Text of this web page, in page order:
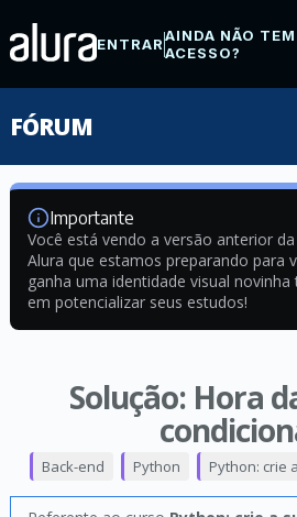
ENTRARAINDA NÃO TEM
ACESSO?
FÓRUM
Importante
Você está vendo a versão anterior
Alura que estamos preparando para
ganha uma identidade visual
em potencializar seus estudos!
Solução: Hora
Back-end Python Python: crie